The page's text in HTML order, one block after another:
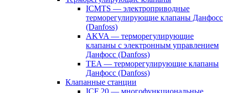
ICMTS — электроприводные
терморегулирующие клапаны Данфосс
(Danfoss)
AKVA — терморегулирующие
клапаны с электронным управлением
Данфосс (Danfoss)
TEA — терморегулирующие клапаны
Данфосс (Danfoss)
Клапанные станции
ICF 20 — многофункциональные